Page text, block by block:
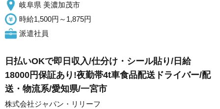
岐阜県 美濃加茂市
時給1,500円～1,875円
派遣社員
日払いOKで即日収入/仕分け・シール貼り/日給
18000円保証あり!夜勤帯4t車食品配送ドライバー/配
送・物流系/愛知県/一宮市
株式会社ジャパン・リリーフ